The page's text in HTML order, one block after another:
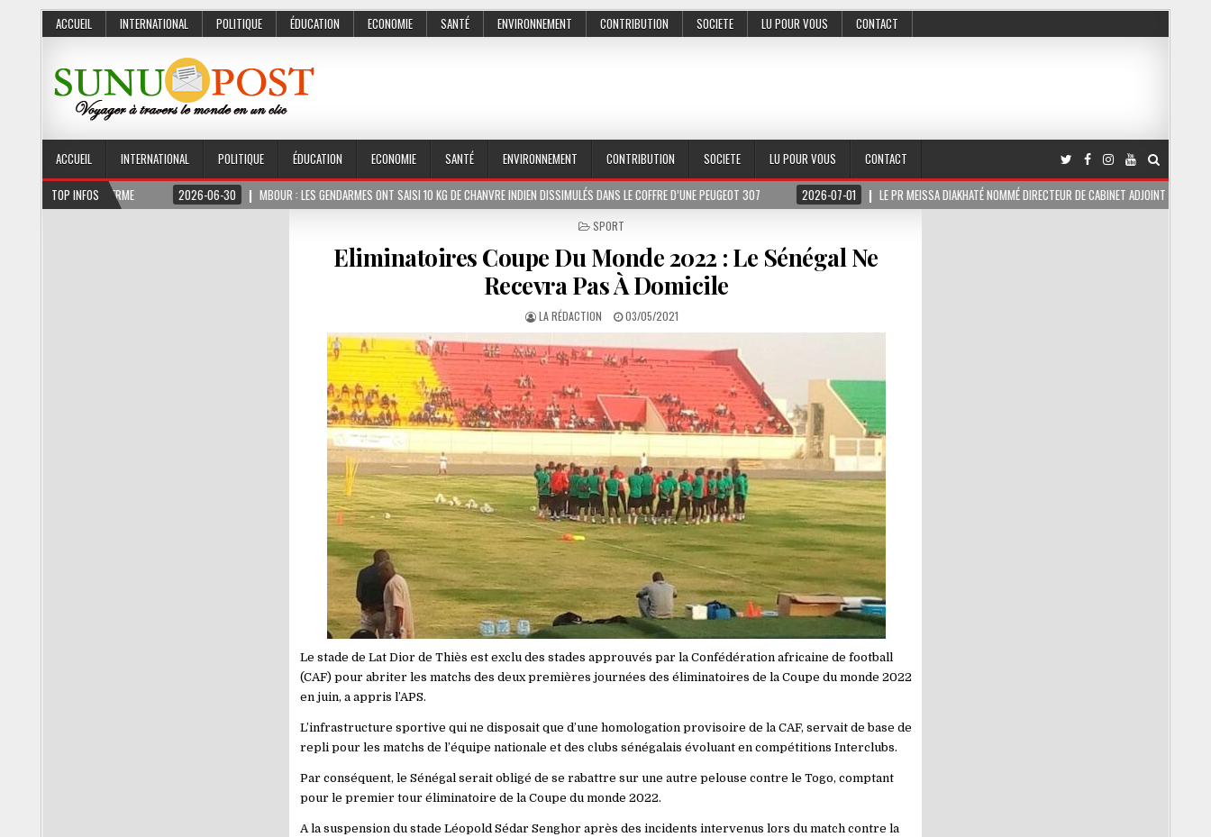
ACCUEIL INTERNATIONAL POLITIQUE ÉDUCATION ECONOMIE SANTÉ ENVIRONNEMENT CONTRIBUTION SOCIETE LU POUR VOUS CONTACT
ACCUEIL INTERNATIONAL POLITIQUE ÉDUCATION ECONOMIE SANTÉ ENVIRONNEMENT CONTRIBUTION SOCIETE LU POUR VOUS
CONTACT
TOP INFOS2026-06-30 MBOUR : LES GENDARMES ONT SAISI 10 KG DE CHANVRE INDIEN DISSIMULÉS DANS LE COFFRE D’UNE PEUGEOT 307 2026-07-01 LE PR MEISSA DIAKHATÉ NOMMÉ DIRECTEUR DE CABINET ADJOINT DU PRÉSIDENT DE LA
POSTED
SPORT
Eliminatoires Coupe Du Monde 2022 : Le Sénégal Ne
Recevra Pas À Domicile
LA RÉDACTION 03/05/2021
Le stade de Lat Dior de Thiès est exclu des stades approuvés par la Confédération africaine de football
(CAF) pour abriter les matchs des deux premières journées des éliminatoires de la Coupe du monde 2022
en juin, a appris l’APS.
L’infrastructure sportive qui ne disposait que d’une homologation provisoire de la CAF, servait de base de
repli pour les matchs de l’équipe nationale et des clubs sénégalais évoluant en compétitions Interclubs.
Par conséquent, le Sénégal serait obligé de se rabattre sur une autre pelouse contre le Togo, comptant
pour le premier tour éliminatoire de la Coupe du monde 2022.
A la suspension du stade Léopold Sédar Senghor après des incidents intervenus lors du match contre la